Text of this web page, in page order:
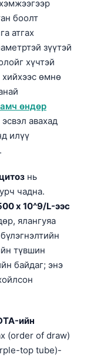
боолт
атгах
зүүтэй
хүчтэй
хийхээс өмнө
өндөр
авахад
илүү
нь
чадна.
x 10^9/L-ээс
ялангуяа
түвшин
байдаг; энэ
ийн
(order of draw)
top tube)-